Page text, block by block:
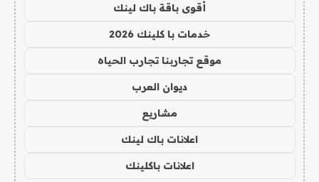
أقوى باقة باك لينك
خدمات با كلينك 2026
موقع تجاربنا تجارب الحياه
ديوان العرب
مشاريع
اعلانات باك لينك
اعلانات باكلينك